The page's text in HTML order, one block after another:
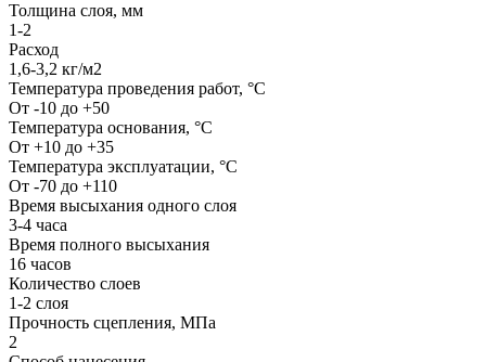
Толщина слоя, мм
1-2
Расход
1,6-3,2 кг/м2
Температура проведения работ, °С
От -10 до +50
Температура основания, °С
От +10 до +35
Температура эксплуатации, °С
От -70 до +110
Время высыхания одного слоя
3-4 часа
Время полного высыхания
16 часов
Количество слоев
1-2 слоя
Прочность сцепления, МПа
2